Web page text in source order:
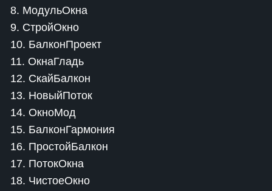
8. МодульОкна
9. СтройОкно
10. БалконПроект
11. ОкнаГладь
12. СкайБалкон
13. НовыйПоток
14. ОкноМод
15. БалконГармония
16. ПростойБалкон
17. ПотокОкна
18. ЧистоеОкно